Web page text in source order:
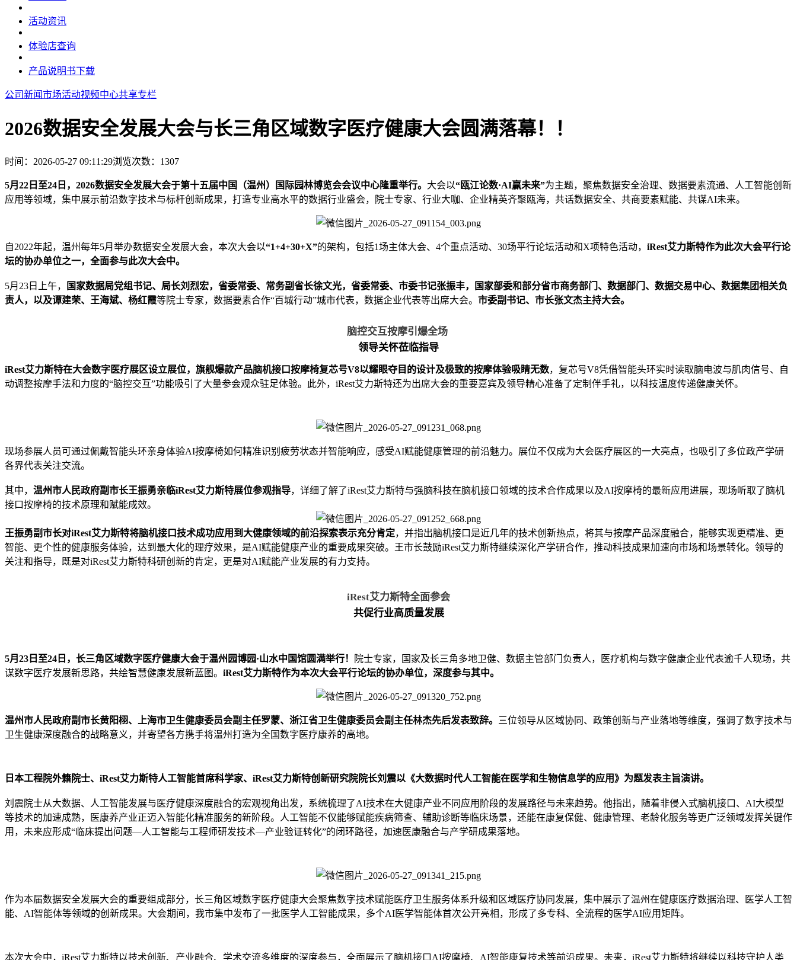
活动资讯
体验店查询
产品说明书下载
公司新闻市场活动视频中心共享专栏
2026数据安全发展大会与长三角区域数字医疗健康大会圆满落幕！！
时间：2026-05-27 09:11:29浏览次数： 1307
5月22日至24日，2026数据安全发展大会于第十五届中国（温州）国际园林博览会会议中心隆重举行。 大会以“瓯江论数·AI赢未来”为主题，聚焦数据安全治理、数据要素流通、人工智能创新
应用等领域，集中展示前沿数字技术与标杆创新成果，打造专业高水平的数据行业盛会，院士专家、行业大咖、企业精英齐聚瓯海，共话数据安全、共商要素赋能、共谋AI未来。
自2022年起，温州每年5月举办数据安全发展大会，本次大会以“1+4+30+X”的架构，包括1场主体大会、4个重点活动、30场平行论坛活动和X项特色活动， iRest艾力斯特作为此次大会平行论
坛的协办单位之一，全面参与此次大会中。
5月23日上午， 国家数据局党组书记、局长刘烈宏，省委常委、常务副省长徐文光，省委常委、市委书记张振丰，国家部委和部分省市商务部门、数据部门、数据交易中心、 数据集团相关负
责人，以及谭建荣、王海斌、杨红霞等院士专家，数据要素合作“百城行动”城市代表，数据企业代表等出席大会。 市委副书记、市长张文杰主持大会。
脑控交互按摩引爆全场
领导关怀莅临指导
iRest艾力斯特在大会数字医疗展区设立展位，旗舰爆款产品脑机接口按摩椅复芯号V8以耀眼夺目的设计及极致的按摩体验吸睛无数，复芯号V8凭借智能头环实时读取脑电波与肌肉信号、自
动调整按摩手法和力度的“脑控交互”功能吸引了大量参会观众驻足体验。此外，iRest艾力斯特还为出席大会的重要嘉宾及领导精心准备了定制伴手礼，以科技温度传递健康关怀。
现场参展人员可通过佩戴智能头环亲身体验AI按摩椅如何精准识别疲劳状态并智能响应，感受AI赋能健康管理的前沿魅力。展位不仅成为大会医疗展区的一大亮点，也吸引了多位政产学研
各界代表关注交流。
其中， 温州市人民政府副市长王振勇亲临iRest艾力斯特展位参观指导，详细了解了iRest艾力斯特与强脑科技在脑机接口领域的技术合作成果以及AI按摩椅的最新应用进展，现场听取了脑机
接口按摩椅的技术原理和赋能成效。
王振勇副市长对iRest艾力斯特将脑机接口技术成功应用到大健康领域的前沿探索表示充分肯定，并指出脑机接口是近几年的技术创新热点，将其与按摩产品深度融合，能够实现更精准、更
智能、更个性的健康服务体验，达到最大化的理疗效果，是AI赋能健康产业的重要成果突破。王市长鼓励iRest艾力斯特继续深化产学研合作，推动科技成果加速向市场和场景转化。领导的
关注和指导，既是对iRest艾力斯特科研创新的肯定，更是对AI赋能产业发展的有力支持。
iRest艾力斯特全面参会
共促行业高质量发展
5月23日至24日，长三角区域数字医疗健康大会于温州园博园·山水中国馆圆满举行！
院士专家，国家及长三角多地卫健、数据主管部门负责人，医疗机构与数字健康企业代表逾千人现场，共
谋数字医疗发展新思路，共绘智慧健康发展新蓝图。 iRest艾力斯特作为本次大会平行论坛的协办单位，深度参与其中。
温州市人民政府副市长黄阳栩、上海市卫生健康委员会副主任罗蒙、浙江省卫生健康委员会副主任林杰先后发表致辞。
三位领导从区域协同、政策创新与产业落地等维度，强调了数字技术与
卫生健康深度融合的战略意义，并寄望各方携手将温州打造为全国数字医疗康养的高地。
日本工程院外籍院士、iRest艾力斯特人工智能首席科学家、iRest艾力斯特创新研究院院长刘震以《大数据时代人工智能在医学和生物信息学的应用》为题发表主旨演讲。
刘震院士从大数据、人工智能发展与医疗健康深度融合的宏观视角出发，系统梳理了AI技术在大健康产业不同应用阶段的发展路径与未来趋势。他指出，随着非侵入式脑机接口、AI大模型
等技术的加速成熟，医康养产业正迈入智能化精准服务的新阶段。人工智能不仅能够赋能疾病筛查、辅助诊断等临床场景，还能在康复保健、健康管理、老龄化服务等更广泛领域发挥关键作
用，未来应形成“临床提出问题—人工智能与工程师研发技术—产业验证转化”的闭环路径，加速医康融合与产学研成果落地。
作为本届数据安全发展大会的重要组成部分，长三角区域数字医疗健康大会聚焦数字技术赋能医疗卫生服务体系升级和区域医疗协同发展，集中展示了温州在健康医疗数据治理、医学人工智
能、 AI智能体等领域的创新成果。大会期间，我市集中发布了一批医学人工智能成果，多个AI医学智能体首次公开亮相，形成了多专科、全流程的医学AI应用矩阵。
本次大会中，iRest艾力斯特以技术创新、产业融合、学术交流多维度的深度参与，全面展示了脑机接口AI按摩椅、AI智能康复技术等前沿成果。未来，iRest艾力斯特将继续以科技守护人类